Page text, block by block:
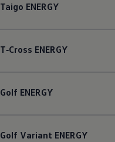
Taigo ENERGY
T‑Cross ENERGY
Golf ENERGY
Golf Variant ENERGY